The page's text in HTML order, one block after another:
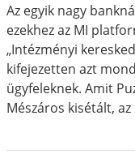
Az egyik nagy
ezekhez az MI
„Intézményi
kifejezetten azt
ügyfeleknek. Amit
Mészáros kisétált,